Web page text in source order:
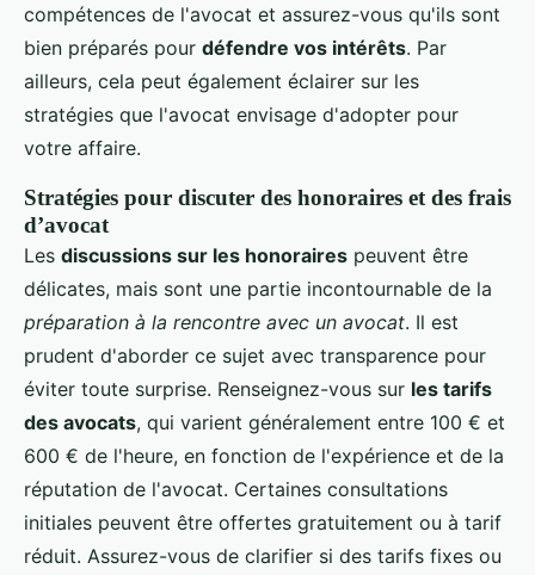
compétences de l'avocat et assurez-vous qu'ils sont
bien préparés pour défendre vos intérêts. Par
ailleurs, cela peut également éclairer sur les
stratégies que l'avocat envisage d'adopter pour
votre affaire.
Stratégies pour discuter des honoraires et des frais
d’avocat
Les discussions sur les honoraires peuvent être
délicates, mais sont une partie incontournable de la
préparation à la rencontre avec un avocat. Il est
prudent d'aborder ce sujet avec transparence pour
éviter toute surprise. Renseignez-vous sur les tarifs
des avocats, qui varient généralement entre 100 € et
600 € de l'heure, en fonction de l'expérience et de la
réputation de l'avocat. Certaines consultations
initiales peuvent être offertes gratuitement ou à tarif
réduit. Assurez-vous de clarifier si des tarifs fixes ou